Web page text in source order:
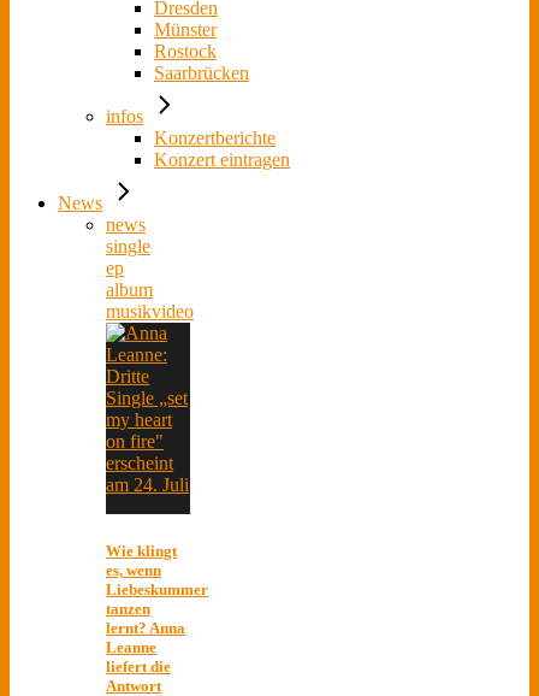
Dresden
Münster
Rostock
Saarbrücken
infos
Konzertberichte
Konzert eintragen
News
news
single
ep
album
musikvideo
Wie klingt
es, wenn
Liebeskummer
tanzen
lernt? Anna
Leanne
liefert die
Antwort